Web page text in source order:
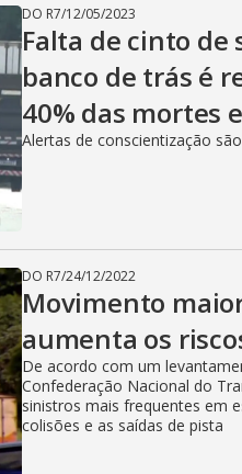
DO R7/12/05/2023
Falta de cinto de
banco de trás é
40% das mortes
Alertas de conscientização
DO R7/24/12/2022
Movimento
aumenta os
De acordo com um
Confederação Nacional do
sinistros mais frequentes em
colisões e as saídas de pista